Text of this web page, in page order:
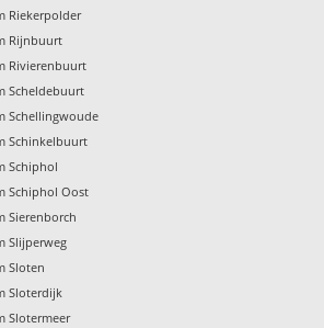
Riekerpolder
Rijnbuurt
Rivierenbuurt
Scheldebuurt
Schellingwoude
Schinkelbuurt
Schiphol
Schiphol Oost
Sierenborch
Slijperweg
Sloten
Sloterdijk
Slotermeer